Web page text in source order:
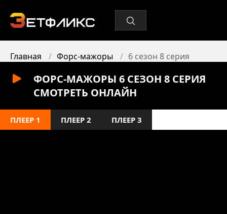
Главная Форс-мажоры 6 сезон 8 серия
ФОРС-МАЖОРЫ 6 СЕЗОН 8 СЕРИЯ
СМОТРЕТЬ ОНЛАЙН
ПЛЕЕР 1 ПЛЕЕР 2 ПЛЕЕР 3